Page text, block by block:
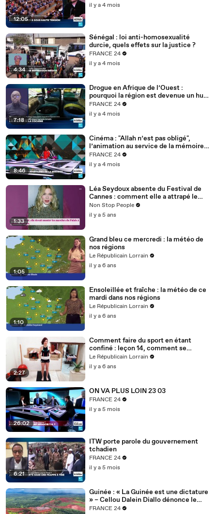
12:05
il y a 4 mois
4:34
Sénégal : loi anti-homosexualité
durcie, quels effets sur la justice ?
FRANCE 24
il y a 4 mois
7:18
Drogue en Afrique de l’Ouest :
pourquoi la région est devenue un hub
mondial
FRANCE 24
il y a 4 mois
8:46
Cinéma : "Allah n’est pas obligé",
l’animation au service de la mémoire
des enfants-soldats
FRANCE 24
il y a 4 mois
1:33
Léa Seydoux absente du Festival de
Cannes : comment elle a attrapé le
Covid
Non Stop People
il y a 5 ans
1:05
Grand bleu ce mercredi : la météo de
nos régions
Le Républicain Lorrain
il y a 6 ans
1:10
Ensoleillée et fraîche : la météo de ce
mardi dans nos régions
Le Républicain Lorrain
il y a 6 ans
2:27
Comment faire du sport en étant
confiné : leçon 14, comment se
muscler avec des bouteilles d'eau ?
Le Républicain Lorrain
il y a 6 ans
26:02
ON VA PLUS LOIN 23 03
FRANCE 24
il y a 5 mois
6:21
ITW porte parole du gouvernement
tchadien
FRANCE 24
il y a 5 mois
Guinée : « La Guinée est une dictature
» – Cellou Dalein Diallo dénonce le
régime Doumbouya
FRANCE 24